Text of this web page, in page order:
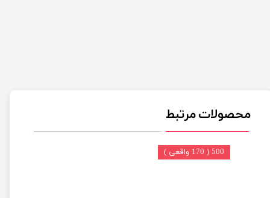
محصولات مرتبط
500 ( 170 واقعی )